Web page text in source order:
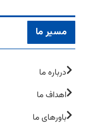
مسیر ما
درباره ما
اهداف ما
باورهای ما